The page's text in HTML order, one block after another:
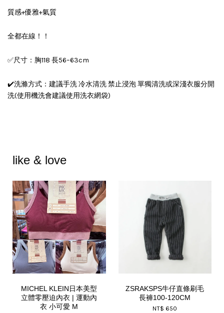
質感+優雅+氣質
全都在線！！
✅尺寸：胸118 長56–63cm
✔️洗滌方式：建議手洗 冷水清洗 禁止浸泡 單獨清洗或深淺衣服分開
洗(使用機洗會建議使用洗衣網袋)
like & love
MICHEL KLEIN日本美型
立體零壓迫內衣 | 運動內
衣 小可愛 M
ZSRAKSPS牛仔直條刷毛
長褲100-120CM
NT$ 650